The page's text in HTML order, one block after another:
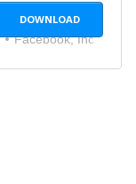
Facebook, Inc.
DOWNLOAD